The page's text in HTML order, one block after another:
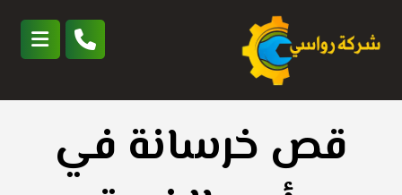
قص خرسانة في